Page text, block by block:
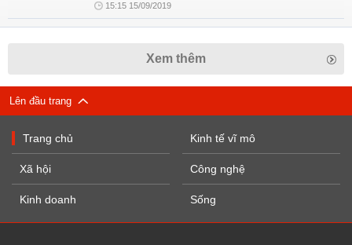
15:15 15/09/2019
Xem thêm
Lên đầu trang
Trang chủ
Xã hội
Kinh doanh
Kinh tế vĩ mô
Công nghệ
Sống